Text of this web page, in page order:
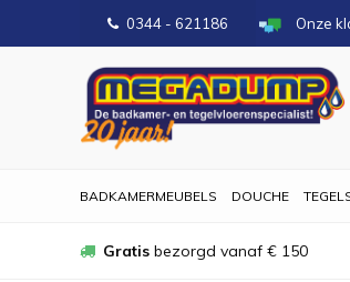
0344 - 621186 Onze
BADKAMERMEUBELS DOUCHE
Gratis bezorgd vanaf € 150